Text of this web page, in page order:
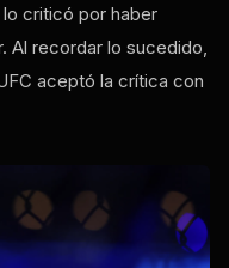
criticó por haber
Al recordar lo sucedido,
aceptó la crítica con